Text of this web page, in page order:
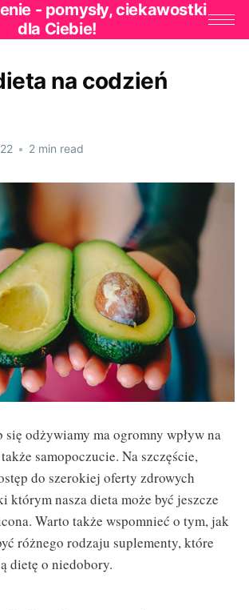
- pomysły, ciekawostki
dla Ciebie!
na codzień
• 2 min read
się odżywiamy ma ogromny wpływ na
samopoczucie. Na szczęście,
do szerokiej oferty zdrowych
którym nasza dieta może być jeszcze
Warto także wspomnieć o tym, jak
różnego rodzaju suplementy, które
dietę o niedobory.